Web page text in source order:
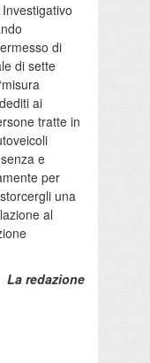
di
di sette
ai
tratte in
e
per
una
al
La redazione